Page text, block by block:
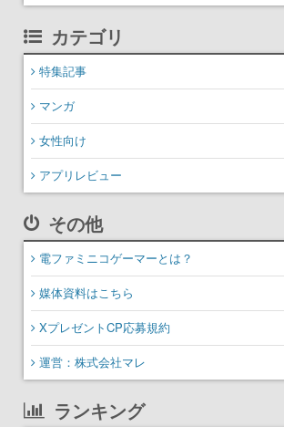
カテゴリ
特集記事
マンガ
女性向け
アプリレビュー
その他
電ファミニコゲーマーとは？
媒体資料はこちら
XプレゼントCP応募規約
運営：株式会社マレ
ランキング